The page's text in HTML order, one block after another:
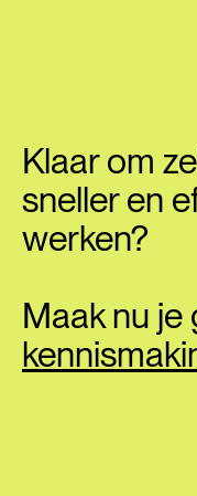
Klaar om
sneller en
werken?
Maak nu je